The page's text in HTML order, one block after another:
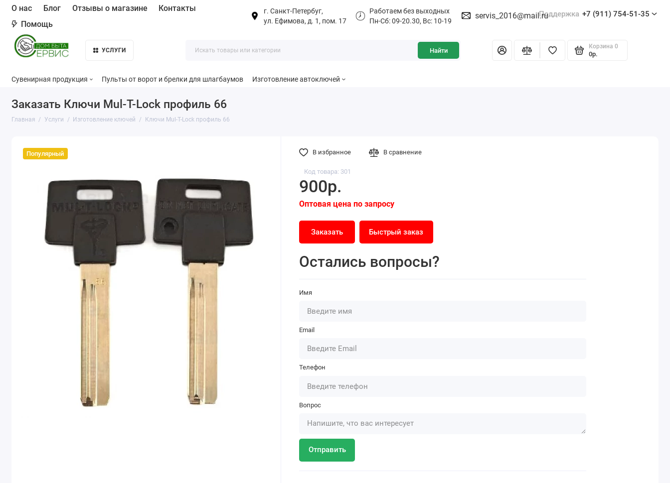
О нас Блог Отзывы о магазине
Контакты
Помощь
г. Санкт-Петербуг,
ул. Ефимова, д. 1, пом. 17
Работаем без выходных
Пн-Сб: 09-20.30, Вс: 10-19
servis_2016@mail.ruПоддержка +7 (911) 754-51-35
УСЛУГИ Найти
Корзина 0
0р.
Сувенирная продукция Пульты от ворот и брелки для шлагбаумов Изготовление автоключей
Заказать Ключи Mul-T-Lock профиль 66
Главная Услуги Изготовление ключей Ключи Mul-T-Lock профиль 66
Популярный
Код товара: 301
900р.
Оптовая цена по запросу
Заказать Быстрый заказ
Остались вопросы?
Имя
Email
Телефон
Вопрос
Отправить
В избранное В сравнение